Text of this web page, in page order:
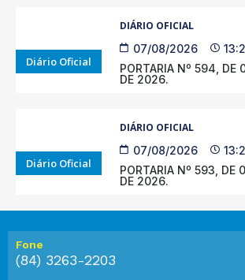
Diário Oficial
DIÁRIO OFICIAL
07/08/2026
PORTARIA Nº 594, DE
DE 2026.
Diário Oficial
DIÁRIO OFICIAL
07/08/2026
PORTARIA Nº 593, DE
DE 2026.
Fone
(84) 3263-2203